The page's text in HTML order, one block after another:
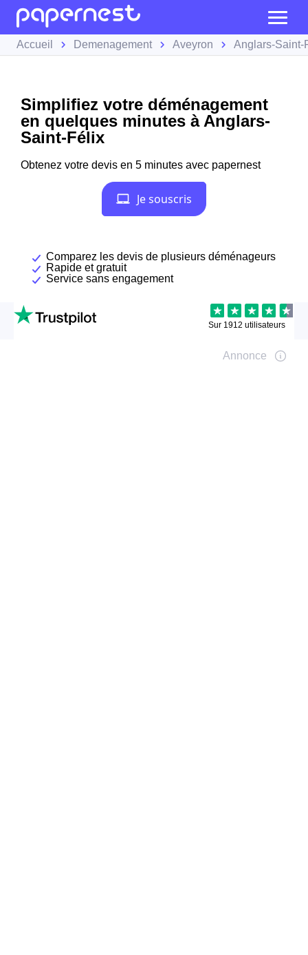
Accueil Demenagement Aveyron Anglars-Saint-